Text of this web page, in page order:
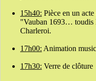
15h40: Pièce en un
"Vauban 1693… toudis
Charleroi.
17h00: Animation
17h30: Verre de clôture